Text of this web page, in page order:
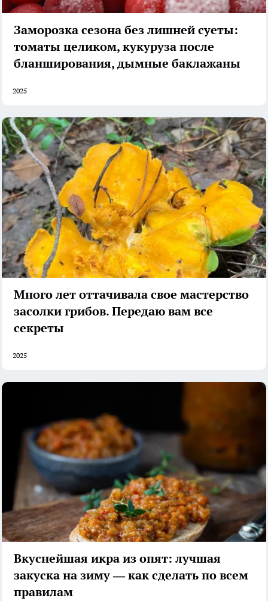
Заморозка сезона без лишней суеты:
томаты целиком, кукуруза после
бланширования, дымные баклажаны
2025
Много лет оттачивала свое мастерство
засолки грибов. Передаю вам все
секреты
2025
Вкуснейшая икра из опят: лучшая
закуска на зиму — как сделать по всем
правилам